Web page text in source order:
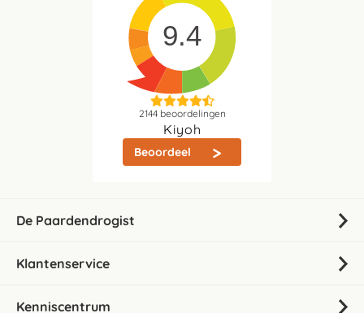
9.4
2144beoordelingen
Kiyoh
Beoordeel
De Paardendrogist
Klantenservice
Kenniscentrum